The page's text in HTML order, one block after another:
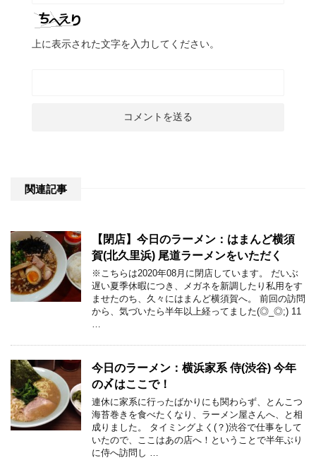
上に表示された文字を入力してください。
関連記事
【閉店】今日のラーメン：はまんど横須
賀(北久里浜) 尾道ラーメンをいただく
※こちらは2020年08月に閉店しています。 だいぶ
遅い夏季休暇につき、メガネを新調したり私用をす
ませたのち、久々にはまんど横須賀へ。 前回の訪問
から、気づいたら半年以上経ってました(◎_◎;) 11
今日のラーメン：横浜家系 侍(渋谷) 今年
の〆はここで！
連休に家系に行ったばかりにも関わらず、とんこつ
海苔巻きを食べたくなり、ラーメン屋さんへ、と相
成りました。 タイミングよく(？)渋谷で仕事をして
いたので、ここはあの店へ！ということで半年ぶり
に侍へ訪問し …